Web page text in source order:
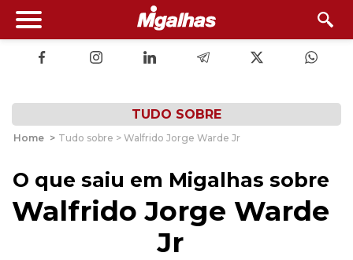
TUDO SOBRE
Home > Tudo sobre > Walfrido Jorge Warde Jr
O que saiu em Migalhas sobre
Walfrido Jorge Warde
Jr